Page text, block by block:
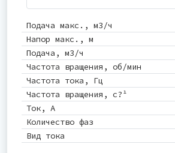
Подача макс., м3/ч
Напор макс., м
Подача, м3/ч
Частота вращения, об/мин
Частота тока, Гц
Частота вращения, c?¹
Ток, А
Количество фаз
Вид тока